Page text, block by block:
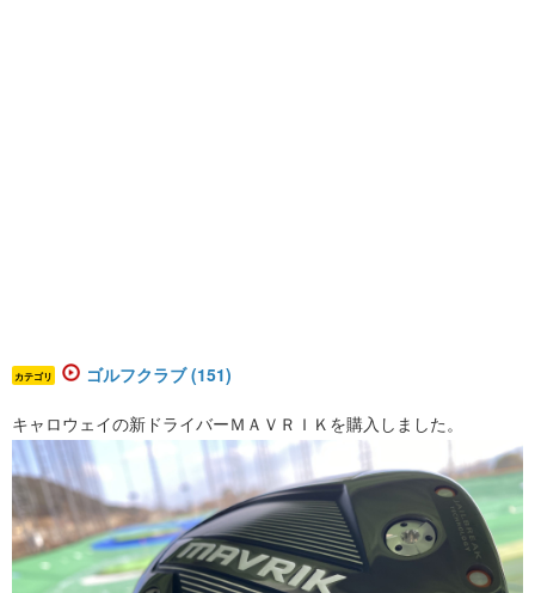
カテゴリ ゴルフクラブ (151)
キャロウェイの新ドライバーＭＡＶＲＩＫを購入しました。